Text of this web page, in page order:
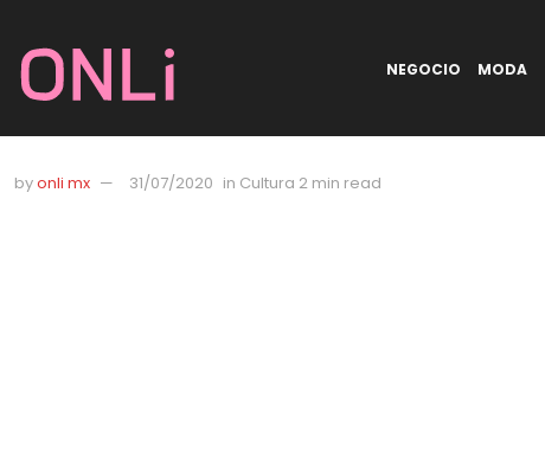
NEGOCIO MODA
byonli mx 31/07/2020 in Cultura 2 min read